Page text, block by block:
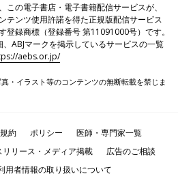
この電子書店・電子書籍配信サービスが、
テンツ使用許諾を得た正規版配信サービス
登録商標（登録番号 第11091000号）です。
、ABJマークを掲示しているサービスの一覧
aebs.or.jp/
・イラスト等のコンテンツの無断転載を禁じま
約 ポリシー
医師・専門家一覧
リース・メディア掲載
広告のご相談
用者情報の取り扱いについて